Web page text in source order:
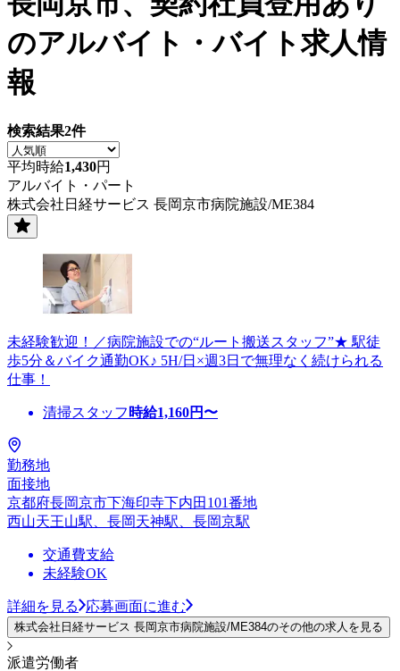
のアルバイト・バイト求人情
報
検索結果2件
平均時給1,430円
アルバイト・パート
株式会社日経サービス 長岡京市病院施設/ME384
未経験歓迎！／病院施設での“ルート搬送スタッフ”★ 駅徒
歩5分＆バイク通勤OK♪ 5H/日×週3日で無理なく続けられる
仕事！
清掃スタッフ 時給1,160円〜
勤務地
面接地
京都府長岡京市下海印寺下内田101番地
西山天王山駅、長岡天神駅、長岡京駅
交通費支給
未経験OK
詳細を見る 応募画面に進む
株式会社日経サービス 長岡京市病院施設/ME384のその他の求人を見る
派遣労働者